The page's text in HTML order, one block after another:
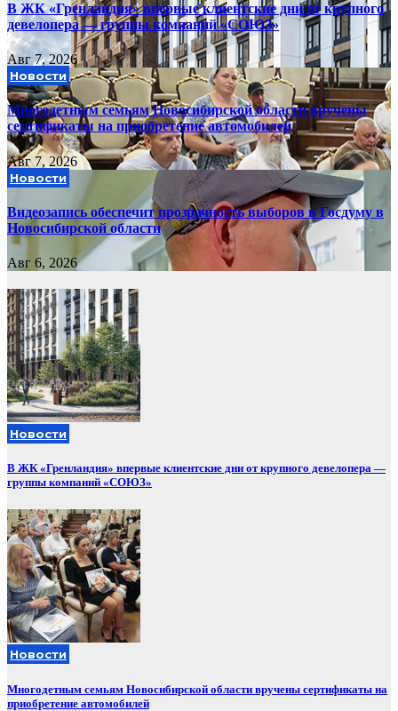
В ЖК «Гренландия» впервые клиентские дни от крупного
девелопера — группы компаний «СОЮЗ»
Авг 7, 2026
Новости
Многодетным семьям Новосибирской области вручены
сертификаты на приобретение автомобилей
Авг 7, 2026
Новости
Видеозапись обеспечит прозрачность выборов в Госдуму в
Новосибирской области
Авг 6, 2026
Новости
В ЖК «Гренландия» впервые клиентские дни от крупного девелопера —
группы компаний «СОЮЗ»
Новости
Многодетным семьям Новосибирской области вручены сертификаты на
приобретение автомобилей